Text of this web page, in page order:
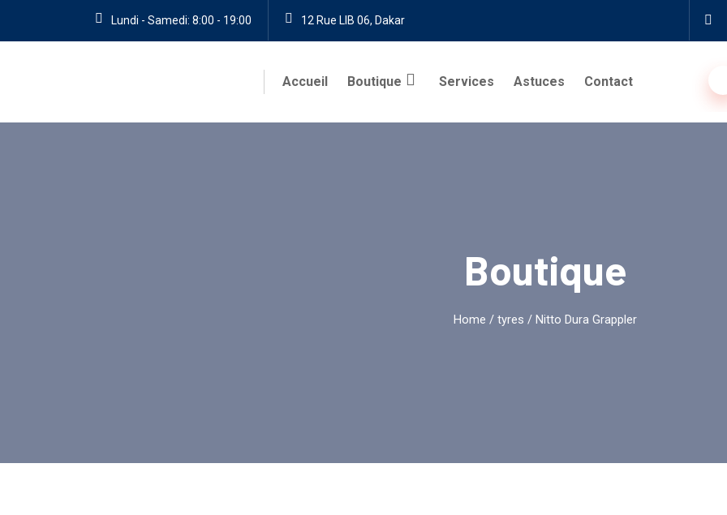
Lundi - Samedi: 8:00 - 19:00 12 Rue LIB 06, Dakar
Accueil Boutique Services Astuces Contact
Boutique
Home / tyres / Nitto Dura Grappler